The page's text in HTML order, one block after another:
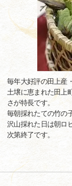
毎年大好評の田上産
土壌に恵まれた田上
さが特長です。
毎朝採れたての竹の
沢山採れた日は朝ロ
次第終了です。